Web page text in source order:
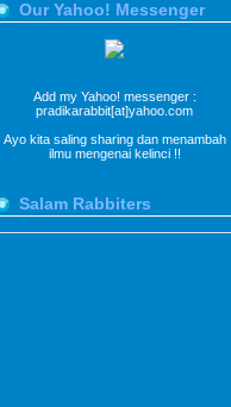
Our Yahoo! Messenger
Add my Yahoo! messenger :
pradikarabbit[at]yahoo.com
Ayo kita saling sharing dan menambah
ilmu mengenai kelinci !!
Salam Rabbiters